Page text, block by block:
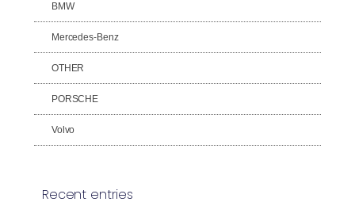
BMW
Mercedes-Benz
OTHER
PORSCHE
Volvo
Recent entries